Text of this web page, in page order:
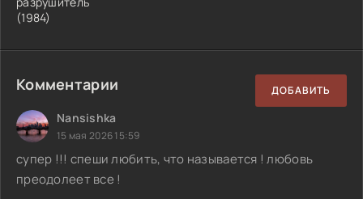
(1984)
Комментарии ДОБАВИТЬ
Nansishka
15 мая 2026 15:59
супер !!! спеши любить, что называется ! любовь
преодолеет все !